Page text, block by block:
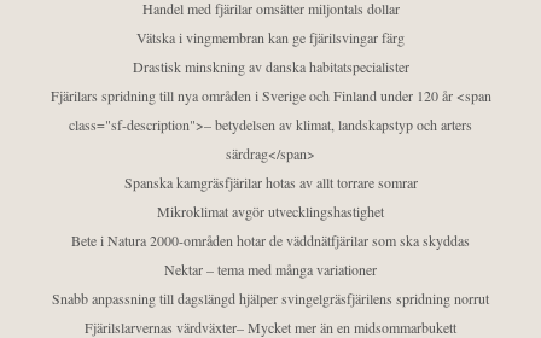
Handel med fjärilar omsätter miljontals dollar
Vätska i vingmembran kan ge fjärilsvingar färg
Drastisk minskning av danska habitatspecialister
Fjärilars spridning till nya områden i Sverige och Finland under 120 år <span
class="sf-description">– betydelsen av klimat, landskapstyp och arters
särdrag</span>
Spanska kamgräsfjärilar hotas av allt torrare somrar
Mikroklimat avgör utvecklingshastighet
Bete i Natura 2000-områden hotar de väddnätfjärilar som ska skyddas
Nektar – tema med många variationer
Snabb anpassning till dagslängd hjälper svingelgräsfjärilens spridning norrut
Fjärilslarvernas värdväxter– Mycket mer än en midsommarbukett